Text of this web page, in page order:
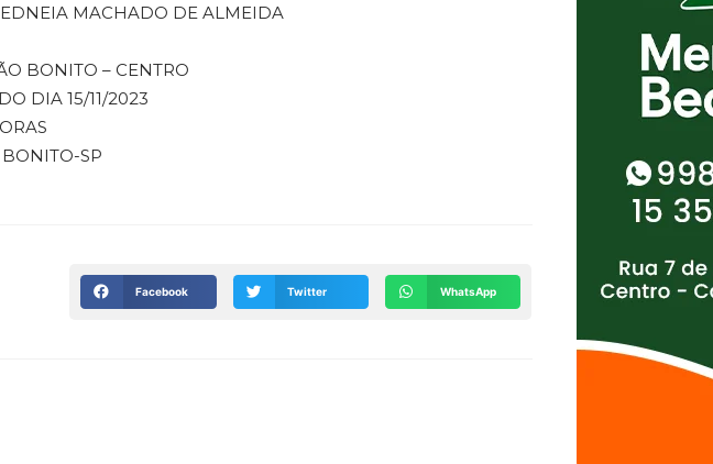
MACHADO DE ALMEIDA
BONITO – CENTRO
DIA 15/11/2023
SP
Facebook Twitter WhatsApp